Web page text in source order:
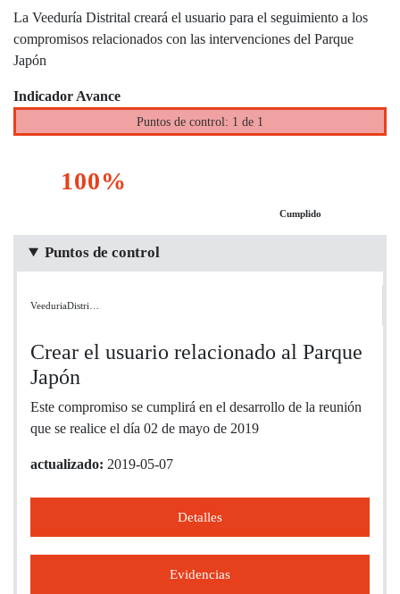
La Veeduría Distrital creará el usuario para el seguimiento a los
compromisos relacionados con las intervenciones del Parque
Japón
Indicador Avance
Puntos de control: 1 de 1
100%
Cumplido
Puntos de control
VeeduriaDistri…
Crear el usuario relacionado al Parque
Japón
Este compromiso se cumplirá en el desarrollo de la reunión
que se realice el día 02 de mayo de 2019
actualizado: 2019-05-07
Detalles
Evidencias